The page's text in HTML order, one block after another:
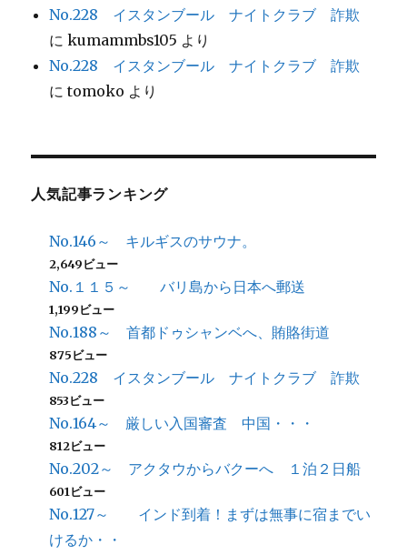
No.228 イスタンブール ナイトクラブ 詐欺
にkumammbs105 より
No.228 イスタンブール ナイトクラブ 詐欺
にtomoko より
人気記事ランキング
No.146～ キルギスのサウナ。
2,649ビュー
No.１１５～ バリ島から日本へ郵送
1,199ビュー
No.188～ 首都ドゥシャンベへ、賄賂街道
875ビュー
No.228 イスタンブール ナイトクラブ 詐欺
853ビュー
No.164～ 厳しい入国審査 中国・・・
812ビュー
No.202～ アクタウからバクーへ １泊２日船
601ビュー
No.127～ インド到着！まずは無事に宿までい
けるか・・